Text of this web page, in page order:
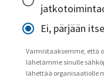
Ei, pärjään itse
Varmistaaksemme, että
lähetämme sinulle
lähettää organisaatiolle